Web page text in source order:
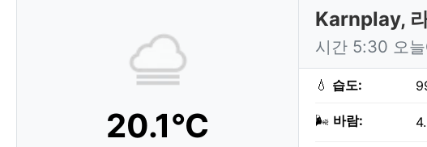
20.1°C
Karnplay,
시간 5:30 오
💧 습도:
🌬️ 바람: